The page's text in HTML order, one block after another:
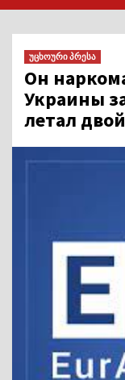
უცხოური პრესა
Он
Украины
летал